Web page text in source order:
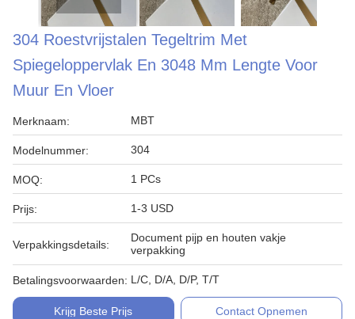
304 Roestvrijstalen Tegeltrim Met
Spiegeloppervlak En 3048 Mm Lengte Voor
Muur En Vloer
Merknaam: MBT
Modelnummer: 304
MOQ: 1 PCs
Prijs: 1-3 USD
Verpakkingsdetails:
Document pijp en houten vakje
verpakking
Betalingsvoorwaarden: L/C, D/A, D/P, T/T
Krijg Beste Prijs Contact Opnemen